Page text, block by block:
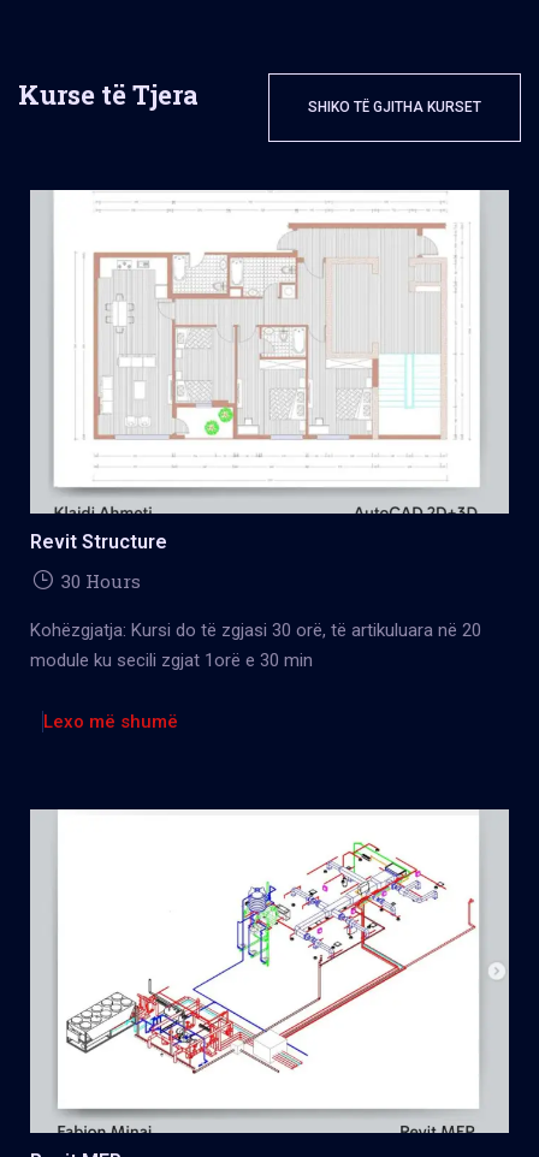
Kurse të Tjera SHIKO TË GJITHA KURSET
Revit Structure
30 Hours
Kohëzgjatja: Kursi do të zgjasi 30 orë, të artikuluara në 20
module ku secili zgjat 1orë e 30 min
Lexo më shumë